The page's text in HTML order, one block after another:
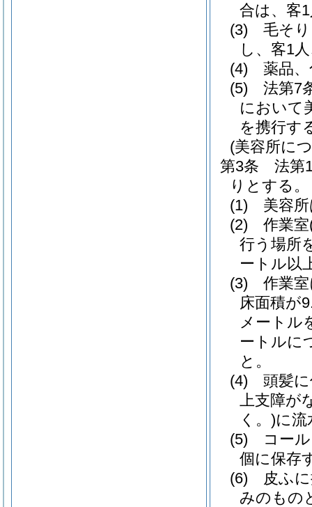
合は、客
(3)
毛そ
し、客1
(4)
薬品
(5)
法第7
において
を携行す
(美容所に
第3条
法第
りとする。
(1)
美容
(2)
作業室
行う場所
ートル以
(3)
作業
床面積が
メートル
ートルに
と。
(4)
頭髪
上支障が
く。)に流
(5)
コー
個に保存
(6)
皮ふ
みのもの